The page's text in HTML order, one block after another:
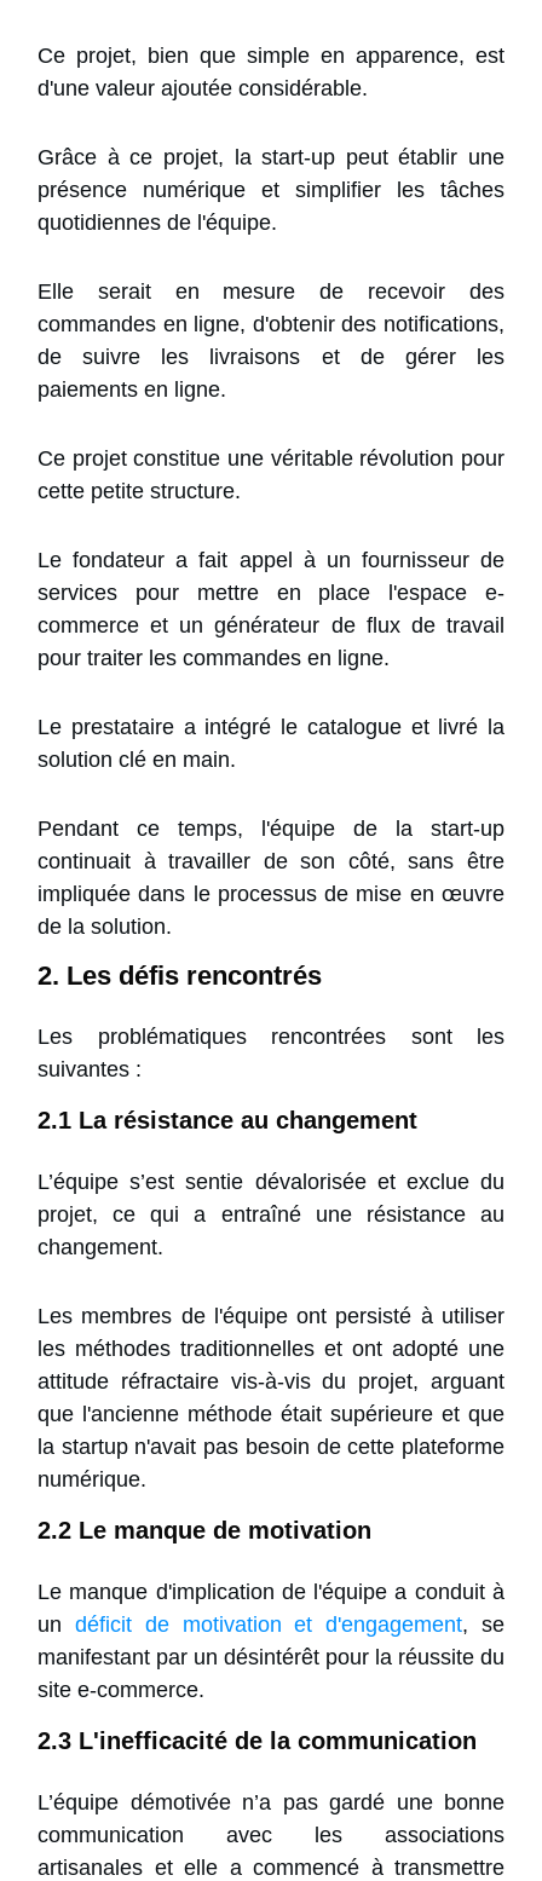
Ce projet, bien que simple en apparence, est
d'une valeur ajoutée considérable.
Grâce à ce projet, la start-up peut établir une
présence numérique et simplifier les tâches
quotidiennes de l'équipe.
Elle serait en mesure de recevoir des
commandes en ligne, d'obtenir des notifications,
de suivre les livraisons et de gérer les
paiements en ligne.
Ce projet constitue une véritable révolution pour
cette petite structure.
Le fondateur a fait appel à un fournisseur de
services pour mettre en place l'espace e-
commerce et un générateur de flux de travail
pour traiter les commandes en ligne.
Le prestataire a intégré le catalogue et livré la
solution clé en main.
Pendant ce temps, l'équipe de la start-up
continuait à travailler de son côté, sans être
impliquée dans le processus de mise en œuvre
de la solution.
2. Les défis rencontrés
Les problématiques rencontrées sont les
suivantes :
2.1 La résistance au changement
L’équipe s’est sentie dévalorisée et exclue du
projet, ce qui a entraîné une résistance au
changement.
Les membres de l'équipe ont persisté à utiliser
les méthodes traditionnelles et ont adopté une
attitude réfractaire vis-à-vis du projet, arguant
que l'ancienne méthode était supérieure et que
la startup n'avait pas besoin de cette plateforme
numérique.
2.2 Le manque de motivation
Le manque d'implication de l'équipe a conduit à
un déficit de motivation et d'engagement, se
manifestant par un désintérêt pour la réussite du
site e-commerce.
2.3 L'inefficacité de la communication
L’équipe démotivée n’a pas gardé une bonne
communication avec les associations
artisanales et elle a commencé à transmettre